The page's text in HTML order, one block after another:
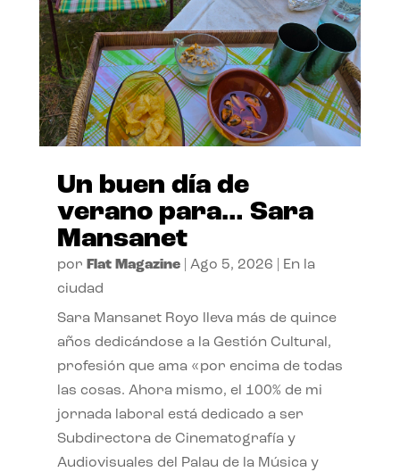
Un buen día de
verano para… Sara
Mansanet
por Flat Magazine| Ago 5, 2026
En la
ciudad
Sara Mansanet Royo lleva más de quince
años dedicándose a la Gestión Cultural,
profesión que ama «por encima de todas
las cosas. Ahora mismo, el 100% de mi
jornada laboral está dedicado a ser
Subdirectora de Cinematografía y
Audiovisuales del Palau de la Música y